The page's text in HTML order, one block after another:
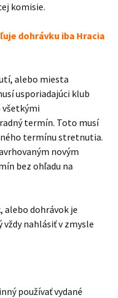
komisie.
dohrávku iba Hracia
alebo miesta
usporiadajúci klub
termín. Toto musí
termínu stretnutia.
novým
bez ohľadu na
alebo dohrávok je
nahlásiť v zmysle
používať vydané